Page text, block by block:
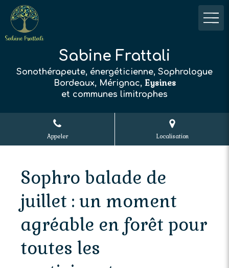
Sabine Frattali
Sonothérapeute, énergéticienne, Sophrologue
Bordeaux, Mérignac, Eysines
et communes limitrophes
Appeler Localisation
Sophro balade de
juillet : un moment
agréable en forêt pour
toutes les